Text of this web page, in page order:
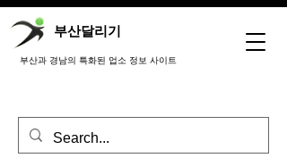
부산달리기
부산과 경남의 특화된 업소 정보 사이트